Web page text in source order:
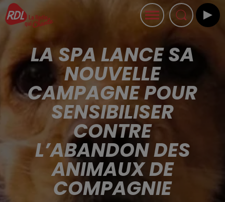
LA SPA LANCE SA
NOUVELLE
CAMPAGNE POUR
SENSIBILISER
CONTRE
L’ABANDON DES
ANIMAUX DE
COMPAGNIE